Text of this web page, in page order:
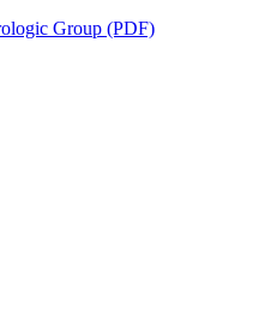
Group (PDF)